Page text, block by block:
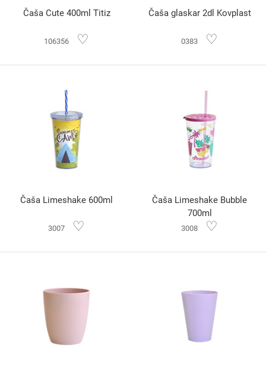
Čaša Cute 400ml Titiz
106356 ♡
Čaša glaskar 2dl Kovplast
0383 ♡
Čaša Limeshake 600ml
3007 ♡
Čaša Limeshake Bubble
700ml
3008 ♡